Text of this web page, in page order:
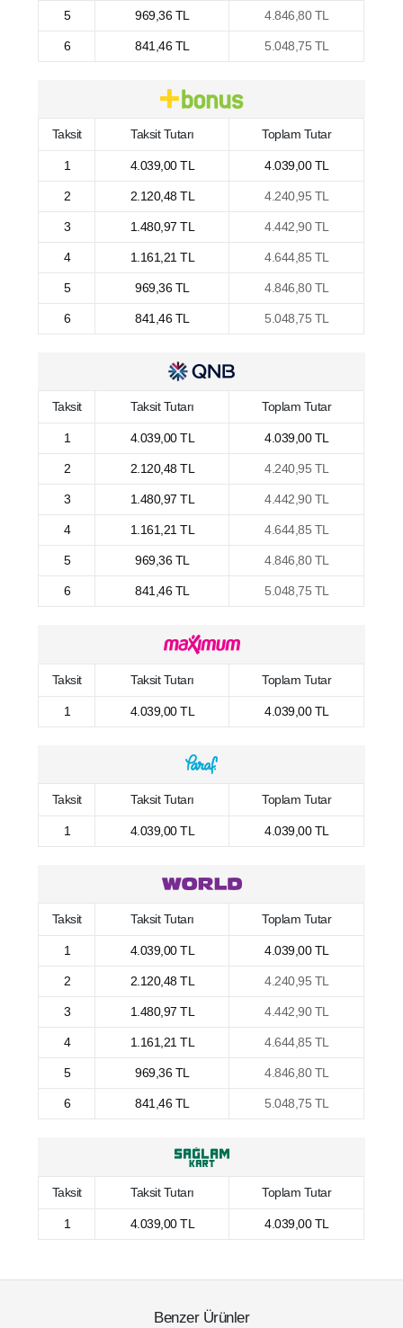
5 969,36 TL 4.846,80 TL
6 841,46 TL 5.048,75 TL
Taksit Taksit Tutarı Toplam Tutar
1 4.039,00 TL 4.039,00 TL
2 2.120,48 TL 4.240,95 TL
3 1.480,97 TL 4.442,90 TL
4 1.161,21 TL 4.644,85 TL
5 969,36 TL 4.846,80 TL
6 841,46 TL 5.048,75 TL
Taksit Taksit Tutarı Toplam Tutar
1 4.039,00 TL 4.039,00 TL
2 2.120,48 TL 4.240,95 TL
3 1.480,97 TL 4.442,90 TL
4 1.161,21 TL 4.644,85 TL
5 969,36 TL 4.846,80 TL
6 841,46 TL 5.048,75 TL
Taksit Taksit Tutarı Toplam Tutar
1 4.039,00 TL 4.039,00 TL
Taksit Taksit Tutarı Toplam Tutar
1 4.039,00 TL 4.039,00 TL
Taksit Taksit Tutarı Toplam Tutar
1 4.039,00 TL 4.039,00 TL
2 2.120,48 TL 4.240,95 TL
3 1.480,97 TL 4.442,90 TL
4 1.161,21 TL 4.644,85 TL
5 969,36 TL 4.846,80 TL
6 841,46 TL 5.048,75 TL
Taksit Taksit Tutarı Toplam Tutar
1 4.039,00 TL 4.039,00 TL
Benzer Ürünler